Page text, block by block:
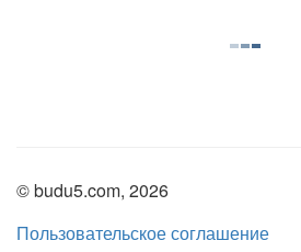
© budu5.com, 2026
Пользовательское соглашение